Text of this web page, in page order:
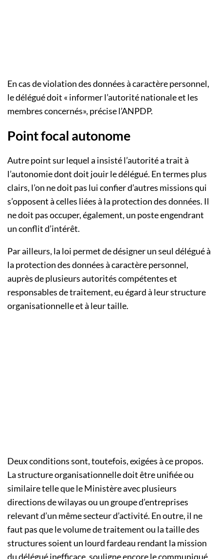
En cas de violation des données à caractère personnel,
le délégué doit « informer l’autorité nationale et les
membres concernés», précise l’ANPDP.
Point focal autonome
Autre point sur lequel a insisté l’autorité a trait à
l’autonomie dont doit jouir le délégué. En termes plus
clairs, l’on ne doit pas lui confier d’autres missions qui
s’opposent à celles liées à la protection des données. Il
ne doit pas occuper, également, un poste engendrant
un conflit d’intérêt.
Par ailleurs, la loi permet de désigner un seul délégué à
la protection des données à caractère personnel,
auprès de plusieurs autorités compétentes et
responsables de traitement, eu égard à leur structure
organisationnelle et à leur taille.
Deux conditions sont, toutefois, exigées à ce propos.
La structure organisationnelle doit être unifiée ou
similaire telle que le Ministère avec plusieurs
directions de wilayas ou un groupe d’entreprises
relevant d’un même secteur d’activité. En outre, il ne
faut pas que le volume de traitement ou la taille des
structures soient un lourd fardeau rendant la mission
du délégué inefficace, souligne encore le communiqué.